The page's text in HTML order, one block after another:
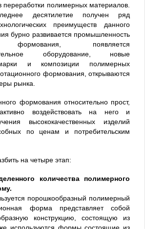
переработки полимерных материалов.
десятилетие получен ряд
преимуществ данного
бурно развивается промышленность
формования, появляется
оборудование, новые
и композиции полимерных
формования, открываются
рынка.
формования относительно прост,
воздействовать на него и
высококачественных изделий
по ценам и потребительским
на четыре этап:
количества полимерного
порошкообразный полимерный
форма представляет собой
конструкцию, состоящую из